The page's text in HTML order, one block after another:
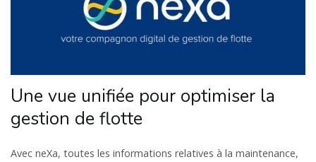
Une vue unifiée pour optimiser la
gestion de flotte
Avec neXa, toutes les informations relatives à la maintenance,